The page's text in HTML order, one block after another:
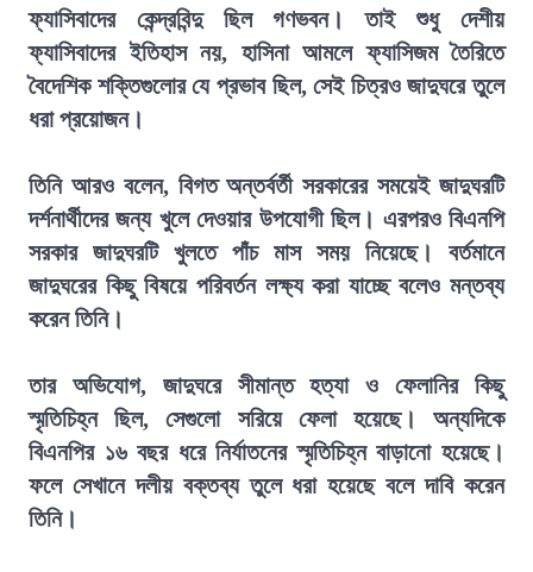
ফ্যাসিবাদের কেন্দ্রবিন্দু ছিল গণভবন। তাই শুধু দেশীয়
ফ্যাসিবাদের ইতিহাস নয়, হাসিনা আমলে ফ্যাসিজম তৈরিতে
বৈদেশিক শক্তিগুলোর যে প্রভাব ছিল, সেই চিত্রও জাদুঘরে তুলে
ধরা প্রয়োজন।
তিনি আরও বলেন, বিগত অন্তর্বর্তী সরকারের সময়েই জাদুঘরটি
দর্শনার্থীদের জন্য খুলে দেওয়ার উপযোগী ছিল। এরপরও বিএনপি
সরকার জাদুঘরটি খুলতে পাঁচ মাস সময় নিয়েছে। বর্তমানে
জাদুঘরের কিছু বিষয়ে পরিবর্তন লক্ষ্য করা যাচ্ছে বলেও মন্তব্য
করেন তিনি।
তার অভিযোগ, জাদুঘরে সীমান্ত হত্যা ও ফেলানির কিছু
স্মৃতিচিহ্ন ছিল, সেগুলো সরিয়ে ফেলা হয়েছে। অন্যদিকে
বিএনপির ১৬ বছর ধরে নির্যাতনের স্মৃতিচিহ্ন বাড়ানো হয়েছে।
ফলে সেখানে দলীয় বক্তব্য তুলে ধরা হয়েছে বলে দাবি করেন
তিনি।